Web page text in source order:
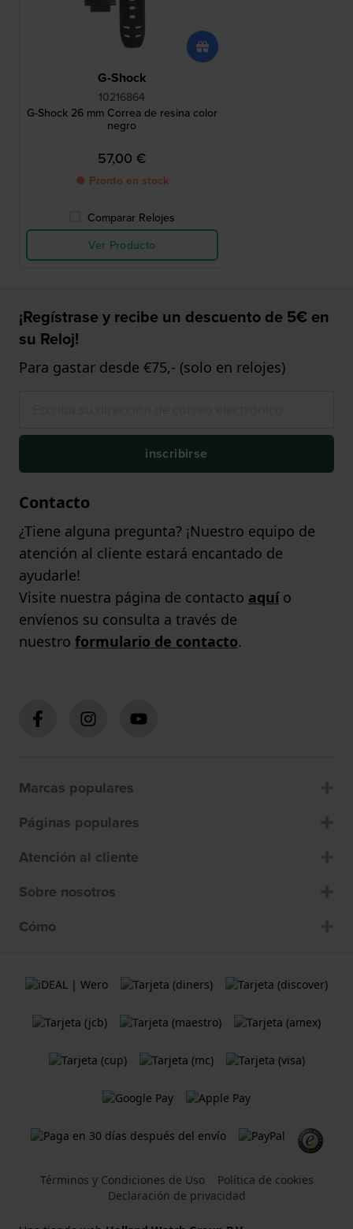
G-Shock
10216864
G-Shock 26 mm Correa de resina color
negro
57,00 €
● Pronto en stock
Comparar Relojes
Ver Producto
¡Regístrase y recibe un descuento de 5€ en
su Reloj!
Para gastar desde €75,- (solo en relojes)
inscribirse
Contacto
¿Tiene alguna pregunta? ¡Nuestro equipo de
atención al cliente estará encantado de
ayudarle!
Visite nuestra página de contacto aquío
envíenos su consulta a través de
nuestro formulario de contacto.
Marcas populares
Páginas populares
Atención al cliente
Sobre nosotros
Cómo
Términos y Condiciones de Uso
Política de cookies
Declaración de privacidad